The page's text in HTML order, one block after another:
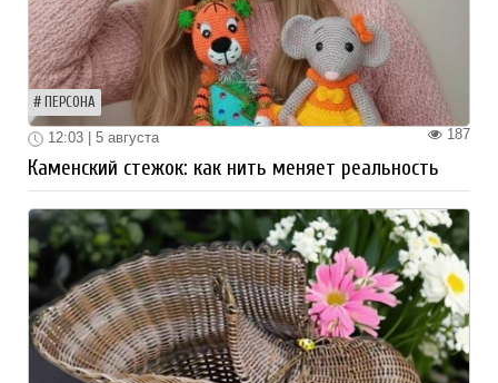
ПЕРСОНА
187
12:03 | 5 августа
Каменский стежок: как нить меняет реальность